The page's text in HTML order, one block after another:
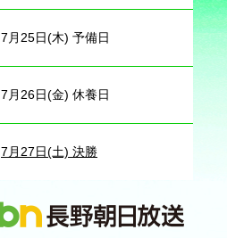
7月25日(木) 予備日
7月26日(金) 休養日
7月27日(土) 決勝